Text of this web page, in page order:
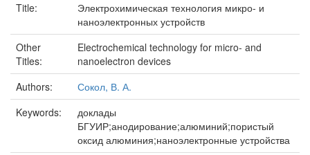
Title:
Электрохимическая технология микро- и
наноэлектронных устройств
Other
Titles:
Electrochemical technology for micro- and
nanoelectron devices
Authors:
Сокол, В. А.
Keywords:
доклады
БГУИР;анодирование;алюминий;пористый
оксид алюминия;наноэлектронные устройства